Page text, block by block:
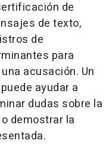
de
de texto,
de
para
acusación. Un
ayudar a
dudas sobre la
demostrar la